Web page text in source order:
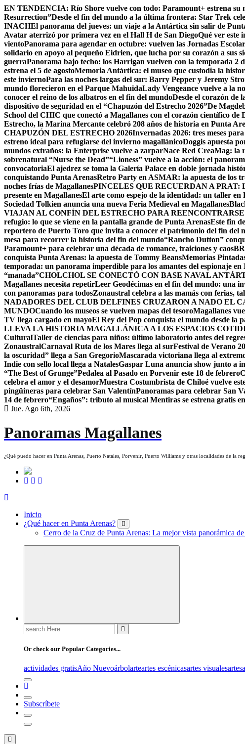
Skip
to
content
EN TENDENCIA: Río Shore vuelve con todo: Paramount+ estrena su
Resurrection”Desde el fin del mundo a la última frontera: Star Trek
INACHEl panorama del jueves: un viaje a la Antártica sin salir de
Avatar aterrizó por primera vez en el Hall H de San DiegoQué ver este
vientoPanorama para agendar en octubre: vuelven las Jornadas
solidario en apoyo al pequeño Eidrien, que lucha por su corazón a sus
guerraPanorama bajo techo: los Harrigan vuelven con la temporada 2
estrena el 5 de agostoMemoria Antártica: el museo que custodia la
este inviernoPara las noches largas del sur: Barry Pepper y Jeremy
mundo florecieron en el Parque MahuidaLady Vengeance vuelve a la
conocer el reino de los albatros en el fin del mundoDesde el corazón de
dispositivo de seguridad en el “Chapuzón del Estrecho 2026”De
School del CHIC que conectó a Magallanes con el corazón científico de
Estrecho, la Marina Mercante celebró 208 años de historia en Punta
CHAPUZÓN DEL ESTRECHO 2026Invernadas 2026: tres meses
estreno ideal para refugiarse del invierno magallánicoDoggis apuesta
mundos extraños: la Enterprise vuelve a zarparNace Red CreaMag: la
sobrenatural “Nurse the Dead”“Lioness” vuelve a la acción: el
convocatoriaEl ajedrez se toma la Galería Palace en doble jornada
conquistando Punta ArenasRetro Party en ASMAR: la apuesta de los
noches frías de MagallanesPINCELES QUE RECUERDAN A
presente en MagallanesEl arte como espejo de la identidad: un taller
Sociedad Tolkien anuncia una nueva Feria Medieval en Magallanes
VIAJAN AL CONFÍN DEL ESTRECHO PARA
refugio: lo que se viene en la pantalla grande de Punta ArenasEste fin
reportero de Puerto Toro que invita a conocer el patrimonio del fin del
mesa para recorrer la historia del fin del mundo“Rancho Dutton”
Paramount+ para celebrar una década de romance, traiciones y caos
conquista Punta Arenas: la apuesta de Tommy BeansMemorias
temporada: un panorama imperdible para los amantes del espionaje en
“manada”CHOLCHOL SE CONECTÓ CON BASE NAVAL
Magallanes necesita repetirLeer Geodécimas en el fin del mundo: una
con panoramas para todosZonaustral celebra a las mamás con ferias,
NADADORES DEL CLUB DELFINES CRUZARON A NADO EL
MUNDOCuando los museos se vuelven mapas del tesoroMagallanes
TV llega cargado en mayoEl Rey del Pop conquista el mundo desde
LLEVA LA HISTORIA MAGALLÁNICA A LOS ESPACIOS
CulturalTaller de ciencias para niños: último laboratorio antes del
ZonaustralCarnaval Ruta de los Mares llega al surFestival de Verano
la oscuridad” llega a San GregorioMascarada victoriana llega al
Indie con sello local llega a NatalesGaspar Luna anuncia show junto a
“The Best of Grunge”Pedalea al Pasado en Porvenir este 18 de febrero
celebra el amor y el desamorMuestra Costumbrista de Chiloé vuelve
pingüineras para celebrar San ValentínPanoramas para celebrar San
14 de febrero“Engaños”: tributo al musical Mentiras se estrena gratis
Jue. Ago 6th, 2026
Panoramas Magallanes
¿Qué puedo hacer en Punta Arenas, Puerto Natales, Porvenir, Puerto Williams y otras localidades de la
Inicio
¿Qué hacer en Punta Arenas?
Cerro de la Cruz de Punta Arenas: La mejor vista panorámica
Search
for:
Or check our Popular Categories...
actividades gratisAño Nuevoárbolarteartes escénicasartes visuales
Subscríbete